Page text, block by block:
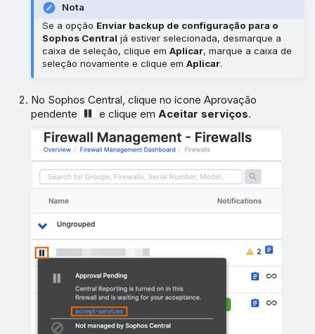
Nota
Se a opção Enviar backup de configuração para o
Sophos Central já estiver selecionada, desmarque a
caixa de seleção, clique emAplicar, marque a caixa de
seleção novamente e clique emAplicar.
No Sophos Central, clique no ícone Aprovação
pendente
e clique emAceitar serviços.